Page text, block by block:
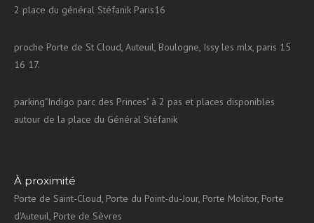
2 place du général Stéfanik Paris16
proche Porte de St Cloud, Auteuil, Boulogne, Issy les mlx, paris 15
16 17.
parking"Indigo parc des Princes" à 2 pas et places disponibles
autour de la place du Général Stéfanik
À proximité
Porte de Saint-Cloud, Porte du Point-du-Jour, Porte Molitor, Porte
d'Auteuil, Porte de Sèvres